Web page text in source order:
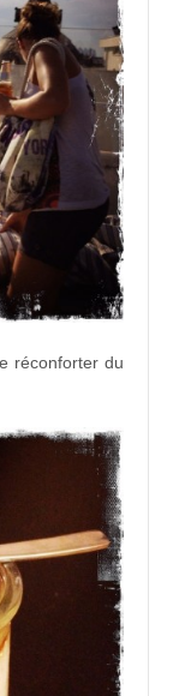
réconforter du